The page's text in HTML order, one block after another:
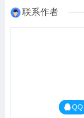
联系作者
QQ